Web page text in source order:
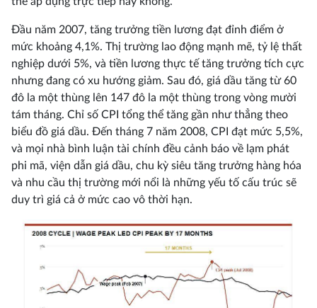
Đầu năm 2007, tăng trưởng tiền lương đạt đỉnh điểm ở
mức khoảng 4,1%. Thị trường lao động mạnh mẽ, tỷ lệ thất
nghiệp dưới 5%, và tiền lương thực tế tăng trưởng tích cực
nhưng đang có xu hướng giảm. Sau đó, giá dầu tăng từ 60
đô la một thùng lên 147 đô la một thùng trong vòng mười
tám tháng. Chỉ số CPI tổng thể tăng gần như thẳng theo
biểu đồ giá dầu. Đến tháng 7 năm 2008, CPI đạt mức 5,5%,
và mọi nhà bình luận tài chính đều cảnh báo về lạm phát
phi mã, viện dẫn giá dầu, chu kỳ siêu tăng trưởng hàng hóa
và nhu cầu thị trường mới nổi là những yếu tố cấu trúc sẽ
duy trì giá cả ở mức cao vô thời hạn.